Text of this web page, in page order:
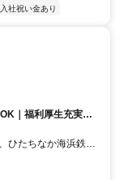
入社祝い金あり
｜福利厚生充実◎
ひたちなか海浜鉄道
約21分 ひたちなか